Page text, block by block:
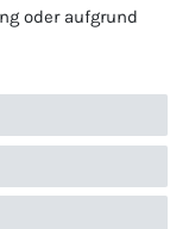
mit Kordelzug.
oder aufgrund
Recht, nicht
späteren
Sie unser